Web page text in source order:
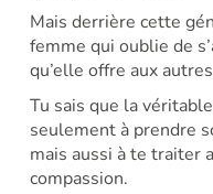
Mais derrière cette
femme qui oublie de
qu’elle offre aux
Tu sais que la
seulement à prendre
mais aussi à te traiter
compassion.